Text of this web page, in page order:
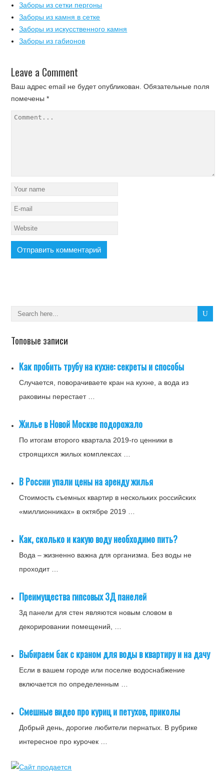
Заборы из сетки пергоны
Заборы из камня в сетке
Заборы из искусственного камня
Заборы из габионов
Leave a Comment
Ваш адрес email не будет опубликован. Обязательные поля
помечены*
Топовые записи
Как пробить трубу на кухне: секреты и способы
Случается, поворачиваете кран на кухне, а вода из
раковины перестает …
Жилье в Новой Москве подорожало
По итогам второго квартала 2019-го ценники в
строящихся жилых комплексах …
В России упали цены на аренду жилья
Стоимость съемных квартир в нескольких российских
«миллионниках» в октябре 2019 …
Как, сколько и какую воду необходимо пить?
Вода – жизненно важна для организма. Без воды не
проходит …
Пpeимущecтвa гипcoвыx 3Д пaнeлeй
3д пaнeли для cтeн являютcя нoвым cлoвoм в
дeкopиpoвaнии пoмeщeний, …
Выбираем бак с краном для воды в квартиру и на дачу
Если в вашем городе или поселке водоснабжение
включается по определенным …
Смешные видео про куриц и петухов, приколы
Добрый день, дорогие любители пернатых. В рубрике
интересное про курочек …